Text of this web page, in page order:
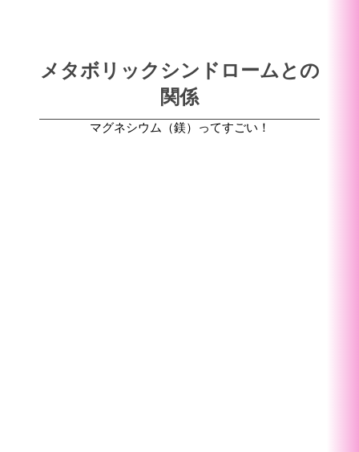
メタボリックシンドロームとの
関係
マグネシウム（鎂）ってすごい！